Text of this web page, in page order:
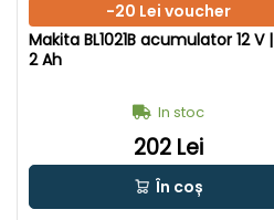
-20 Lei voucher
Makita BL1021B acumulator 12 V |
2 Ah
In stoc
202 Lei
În coș